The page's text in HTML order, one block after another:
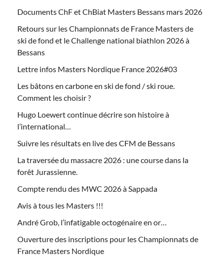
Documents ChF et ChBiat Masters Bessans mars 2026
Retours sur les Championnats de France Masters de
ski de fond et le Challenge national biathlon 2026 à
Bessans
Lettre infos Masters Nordique France 2026#03
Les bâtons en carbone en ski de fond / ski roue.
Comment les choisir ?
Hugo Loewert continue décrire son histoire à
l’international…
Suivre les résultats en live des CFM de Bessans
La traversée du massacre 2026 : une course dans la
forêt Jurassienne.
Compte rendu des MWC 2026 à Sappada
Avis à tous les Masters !!!
André Grob, l’infatigable octogénaire en or…
Ouverture des inscriptions pour les Championnats de
France Masters Nordique